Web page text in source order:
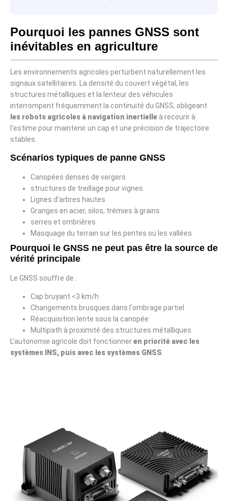
Pourquoi les pannes GNSS sont
inévitables en agriculture
Les environnements agricoles perturbent naturellement les
signaux satellitaires. La densité du couvert végétal, les
structures métalliques et la lenteur des véhicules
interrompent fréquemment la continuité du GNSS, obligeant
les robots agricoles à navigation inertielle à recourir à
l'estime pour maintenir un cap et une précision de trajectoire
stables.
Scénarios typiques de panne GNSS
Canopées denses de vergers
structures de treillage pour vignes
Lignes d'arbres hautes
Granges en acier, silos, trémies à grains
serres et ombrières
Masquage du terrain sur les pentes ou les vallées
Pourquoi le GNSS ne peut pas être la source de
vérité principale
Le GNSS souffre de :
Cap bruyant <3 km/h
Changements brusques dans l'ombrage partiel
Réacquisition lente sous la canopée
Multipath à proximité des structures métalliques
L’autonomie agricole doit fonctionneren priorité avec les
systèmes INS, puis avec les systèmes GNSS